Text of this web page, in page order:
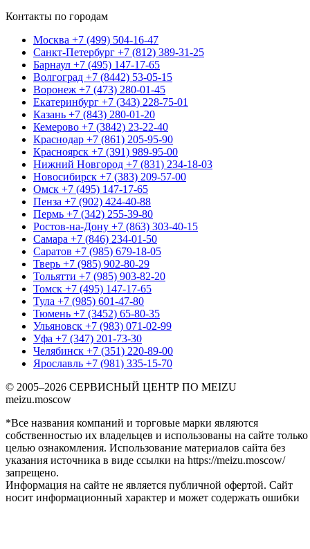
Контакты по городам
Москва +7 (499) 504-16-47
Санкт-Петербург +7 (812) 389-31-25
Барнаул +7 (495) 147-17-65
Волгоград +7 (8442) 53-05-15
Воронеж +7 (473) 280-01-45
Екатеринбург +7 (343) 228-75-01
Казань +7 (843) 280-01-20
Кемерово +7 (3842) 23-22-40
Краснодар +7 (861) 205-95-90
Красноярск +7 (391) 989-95-00
Нижний Новгород +7 (831) 234-18-03
Новосибирск +7 (383) 209-57-00
Омск +7 (495) 147-17-65
Пенза +7 (902) 424-40-88
Пермь +7 (342) 255-39-80
Ростов-на-Дону +7 (863) 303-40-15
Самара +7 (846) 234-01-50
Саратов +7 (985) 679-18-05
Тверь +7 (985) 902-80-29
Тольятти +7 (985) 903-82-20
Томск +7 (495) 147-17-65
Тула +7 (985) 601-47-80
Тюмень +7 (3452) 65-80-35
Ульяновск +7 (983) 071-02-99
Уфа +7 (347) 201-73-30
Челябинск +7 (351) 220-89-00
Ярославль +7 (981) 335-15-70
© 2005–2026 СЕРВИСНЫЙ ЦЕНТР ПО MEIZU
meizu.moscow
*Все названия компаний и торговые марки являются
собственностью их владельцев и использованы на сайте только
целью ознакомления. Использование материалов сайта без
указания источника в виде ссылки на https://meizu.moscow/
запрещено.
Информация на сайте не является публичной офертой. Сайт
носит информационный характер и может содержать ошибки